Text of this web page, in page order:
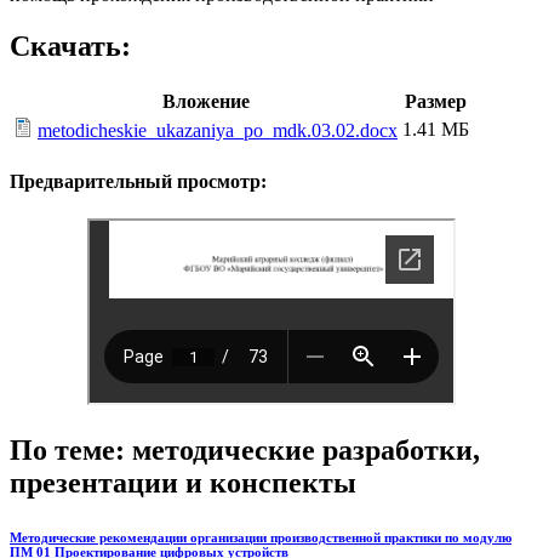
Скачать:
Вложение
Размер
metodicheskie_ukazaniya_po_mdk.03.02.docx 1.41 МБ
Предварительный просмотр:
По теме: методические разработки,
презентации и конспекты
Методические рекомендации организации производственной практики по модулю
ПМ 01 Проектирование цифровых устройств